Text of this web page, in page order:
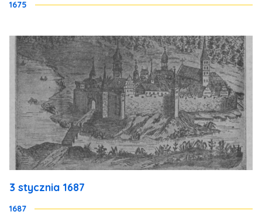
1675
3 stycznia 1687
1687